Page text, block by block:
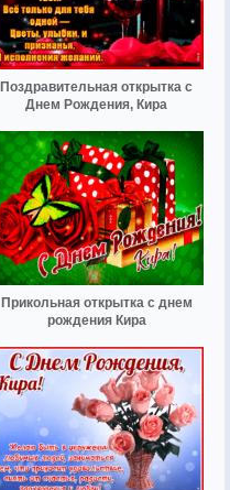
Поздравительная открытка с
Днем Рождения, Кира
Прикольная открытка с днем
рождения Кира